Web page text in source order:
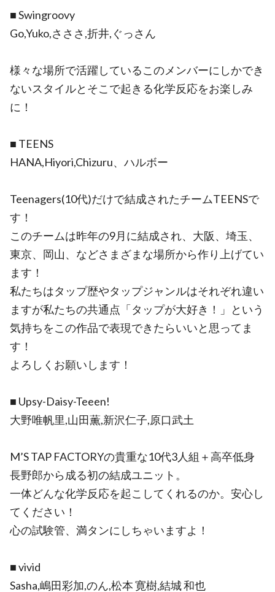
■ Swingroovy
Go,Yuko,さささ,折井,ぐっさん
様々な場所で活躍しているこのメンバーにしかでき
ないスタイルとそこで起きる化学反応をお楽しみ
に！
■ TEENS
HANA,Hiyori,Chizuru、ハルボー
Teenagers(10代)だけで結成されたチームTEENSで
す！
このチームは昨年の9月に結成され、大阪、埼玉、
東京、岡山、などさまざまな場所から作り上げてい
ます！
私たちはタップ歴やタップジャンルはそれぞれ違い
ますが私たちの共通点「タップが大好き！」という
気持ちをこの作品で表現できたらいいと思ってま
す！
よろしくお願いします！
■ Upsy-Daisy-Teeen!
大野唯帆里,山田薫,新沢仁子,原口武土
M’S TAP FACTORYの貴重な10代3人組＋高卒低身
長野郎から成る初の結成ユニット。
一体どんな化学反応を起こしてくれるのか。安心し
てください！
心の試験管、満タンにしちゃいますよ！
■ vivid
Sasha,嶋田彩加,のん,松本 寛樹,結城 和也